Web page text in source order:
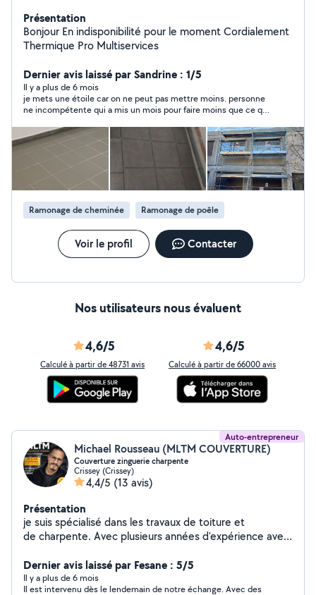
Présentation
Bonjour En indisponibilité pour le moment Cordialement
Thermique Pro Multiservices
Dernier avis laissé par Sandrine : 1/5
Il y a plus de 6 mois
je mets une étoile car on ne peut pas mettre moins. personne
ne incompétente qui a mis un mois pour faire moins que ce qui
avec plein de défaut et qui ose dire si vous regardez de loin, ça
ne se voit pas .... bref j'ai mis fin a la mission alors quil n'avait
tapissé que la moitié de ma pièce.... A ne pas faire confiance
Ramonage de cheminée Ramonage de poêle
Voir le profil Contacter
Nos utilisateurs nous évaluent
4,6/5
Calculé à partir de 48731 avis
4,6/5
Calculé à partir de 66000 avis
Auto-entrepreneur
Michael Rousseau (MLTM COUVERTURE)
Couverture zinguerie charpente
Crissey (Crissey)
4,4/5 (13 avis)
Présentation
je suis spécialisé dans les travaux de toiture et
de charpente. Avec plusieurs années d'expérience avec
Saône, j'interviens sur tous types de projets, qu'il
s'agisse de constructions neuves ou de rénovations.
Dernier avis laissé par Fesane : 5/5
Il y a plus de 6 mois
Il est intervenu dès le lendemain de notre échange. Avec des